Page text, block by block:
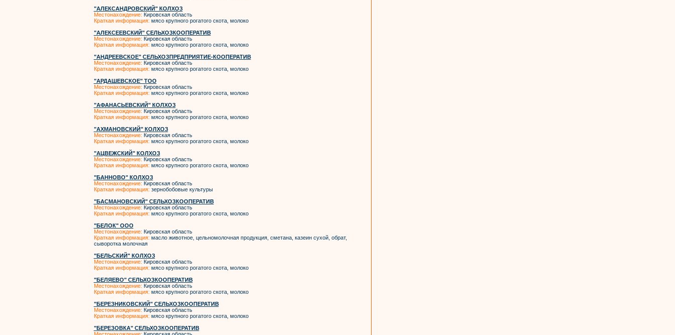
"АЛЕКСАНДРОВСКИЙ" КОЛХОЗ
Местонахождение: Кировская область
Краткая информация: мясо крупного рогатого скота, молоко
"АЛЕКСЕЕВСКИЙ" СЕЛЬХОЗКООПЕРАТИВ
Местонахождение: Кировская область
Краткая информация: мясо крупного рогатого скота, молоко
"АНДРЕЕВСКОЕ" СЕЛЬХОЗПРЕДПРИЯТИЕ-КООПЕРАТИВ
Местонахождение: Кировская область
Краткая информация: мясо крупного рогатого скота, молоко
"АРДАШЕВСКОЕ" ТОО
Местонахождение: Кировская область
Краткая информация: мясо крупного рогатого скота, молоко
"АФАНАСЬЕВСКИЙ" КОЛХОЗ
Местонахождение: Кировская область
Краткая информация: мясо крупного рогатого скота, молоко
"АХМАНОВСКИЙ" КОЛХОЗ
Местонахождение: Кировская область
Краткая информация: мясо крупного рогатого скота, молоко
"АЦВЕЖСКИЙ" КОЛХОЗ
Местонахождение: Кировская область
Краткая информация: мясо крупного рогатого скота, молоко
"БАННОВО" КОЛХОЗ
Местонахождение: Кировская область
Краткая информация: зернобобовые культуры
"БАСМАНОВСКИЙ" СЕЛЬХОЗКООПЕРАТИВ
Местонахождение: Кировская область
Краткая информация: мясо крупного рогатого скота, молоко
"БЕЛОК" ООО
Местонахождение: Кировская область
Краткая информация: масло животное, цельномолочная продукция, сметана, казеин сухой, обрат,
сыворотка молочная
"БЕЛЬСКИЙ" КОЛХОЗ
Местонахождение: Кировская область
Краткая информация: мясо крупного рогатого скота, молоко
"БЕЛЯЕВО" СЕЛЬХОЗКООПЕРАТИВ
Местонахождение: Кировская область
Краткая информация: мясо крупного рогатого скота, молоко
"БЕРЕЗНИКОВСКИЙ" СЕЛЬХОЗКООПЕРАТИВ
Местонахождение: Кировская область
Краткая информация: мясо крупного рогатого скота, молоко
"БЕРЕЗОВКА" СЕЛЬХОЗКООПЕРАТИВ